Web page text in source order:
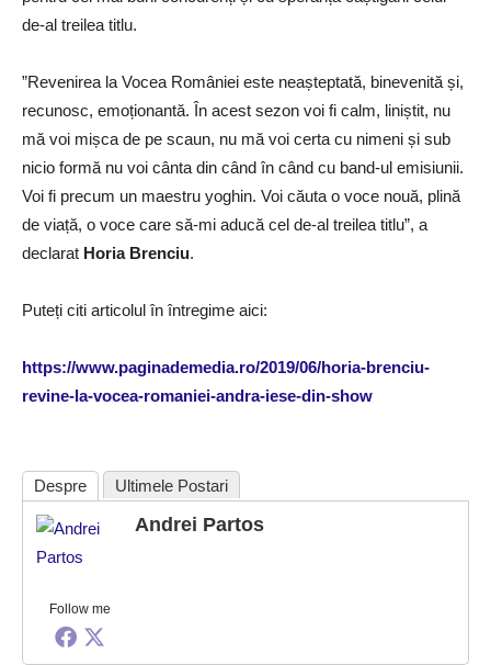
de-al treilea titlu.
”Revenirea la Vocea României este neașteptată, binevenită și,
recunosc, emoționantă. În acest sezon voi fi calm, liniștit, nu
mă voi mișca de pe scaun, nu mă voi certa cu nimeni și sub
nicio formă nu voi cânta din când în când cu band-ul emisiunii.
Voi fi precum un maestru yoghin. Voi căuta o voce nouă, plină
de viață, o voce care să-mi aducă cel de-al treilea titlu”, a
declarat Horia Brenciu.
Puteți citi articolul în întregime aici:
https://www.paginademedia.ro/2019/06/horia-brenciu-
revine-la-vocea-romaniei-andra-iese-din-show
Despre Ultimele Postari
Follow me
Andrei Partos